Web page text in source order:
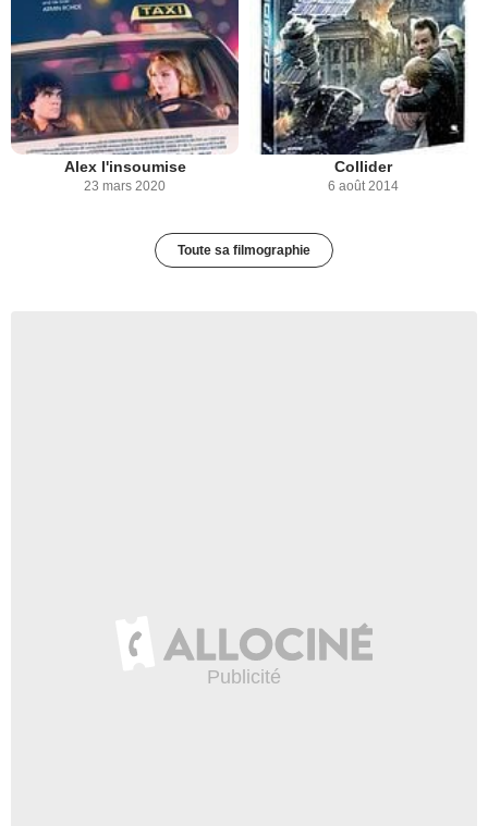
Alex l'insoumise
23 mars 2020
Collider
6 août 2014
Toute sa filmographie